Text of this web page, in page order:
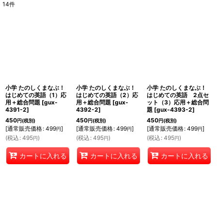
14件
小学 たのしくまなぶ！
はじめての英語（1）応
用＋総合問題 [gux-
4391-2]
450円(税別)
[通常販売価格: 499円]
(税込 : 495円)
カートに入れる
小学 たのしくまなぶ！
はじめての英語（2）応
用＋総合問題 [gux-
4392-2]
450円(税別)
[通常販売価格: 499円]
(税込 : 495円)
カートに入れる
小学 たのしくまなぶ！
はじめての英語 2点セ
ット（3）応用＋総合問
題 [gux-4393-2]
450円(税別)
[通常販売価格: 499円]
(税込 : 495円)
カートに入れる